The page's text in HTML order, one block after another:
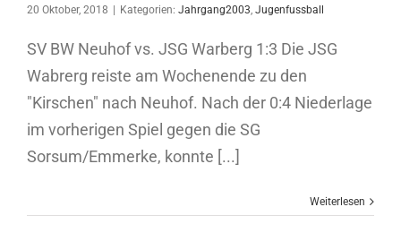
20 Oktober, 2018 Kategorien: Jahrgang2003, Jugenfussball
SV BW Neuhof vs. JSG Warberg 1:3 Die JSG
Wabrerg reiste am Wochenende zu den
"Kirschen" nach Neuhof. Nach der 0:4 Niederlage
im vorherigen Spiel gegen die SG
Sorsum/Emmerke, konnte [...]
Weiterlesen